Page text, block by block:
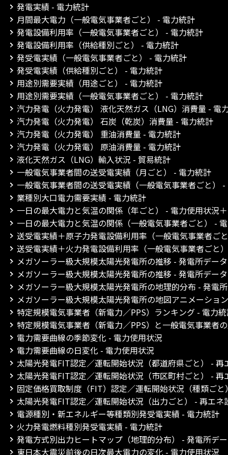
発電実績 - 電力統計
月間最大電力（一般電気事業者ごと） - 電力統計
発電設備利用率（一般電気事業者ごと） - 電力統計
発電設備利用率（供給種別ごと） - 電力統計
発受電実績（一般電気事業者ごと） - 電力統計
発受電実績（供給種別ごと） - 電力統計
用途別需要実績（用途ごと） - 電力統計
用途別需要実績（一般電気事業者ごと） - 電力統計
汽力発電（火力発電） 液化天然ガス（LNG）消費量 - 電
汽力発電（火力発電） 石炭（乾炭）消費量 - 電力統計
汽力発電（火力発電） 重油消費量 - 電力統計
汽力発電（火力発電） 原油消費量 - 電力統計
液化天然ガス（LNG）輸入状況 - 貿易統計
一般電気事業者間の送受電実績（月ごと） - 電力統計
一般電気事業者間の送受電実績（一般電気事業者ごと）
業種別大口電力需要実績 - 電力統計
一日の最大電力と気温の関係（年ごと） - 電力使用状況
一日の最大電力と気温の関係（一般電気事業者ごと） -
送受電実績＋原子力発電設備利用率（一般電気事業者ご
送受電実績＋火力発電設備利用率（一般電気事業者ごと
メガソーラー級大規模太陽光発電所の推移 - 発電所デー
メガソーラー級大規模太陽光発電所の推移 - 発電所デー
メガソーラー級大規模太陽光発電所の地理的分布 - 発電
メガソーラー級大規模太陽光発電所の地図アニメーショ
特定規模電気事業者（新電力／PPS）ランキング - 電力
特定規模電気事業者（新電力／PPS）と一般電気事業者
電力需要曲線の季節変化 - 電力使用状況
電力需要曲線の日変化 - 電力使用状況
太陽光発電FIT認定／運転開始状況（都道府県ごと） - 再
太陽光発電FIT認定／運転開始状況（市区町村ごと） - 再
固定価格買取制度（FIT）認定／運転開始状況（種類ご
太陽光発電FIT認定／運転開始状況（出力ごと） - 再エネ
電源種別・新エネルギー等種類別発受電実績 - 電力統計
火力発電燃料種別発受電実績 - 電力統計
発電方式別出力ヒートマップ（地理的分布） - 発電所デ
東日本大震災前後の日次最大電力の変化 - 電力使用状況